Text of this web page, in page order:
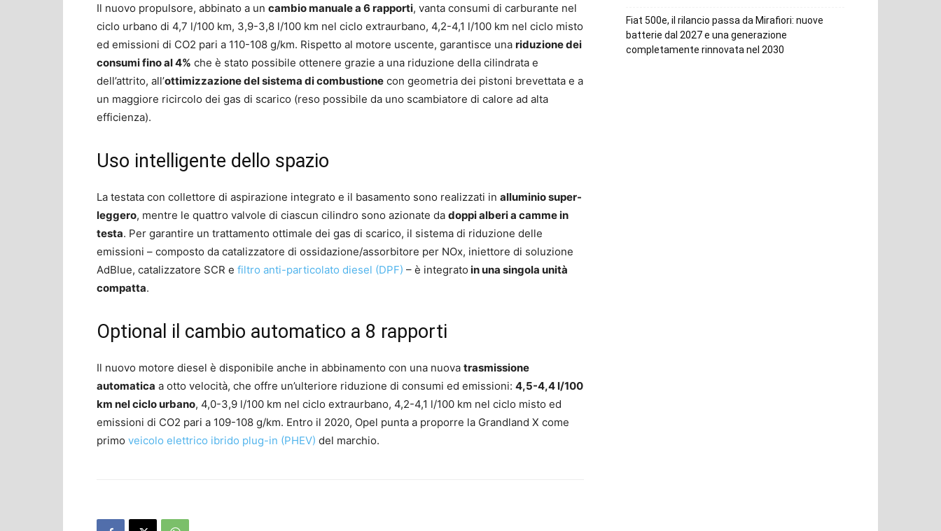
Il nuovo propulsore, abbinato a un cambio manuale a 6 rapporti, vanta consumi di carburante nel
ciclo urbano di 4,7 l/100 km, 3,9-3,8 l/100 km nel ciclo extraurbano, 4,2-4,1 l/100 km nel ciclo misto
ed emissioni di CO2 pari a 110-108 g/km. Rispetto al motore uscente, garantisce una riduzione dei
consumi fino al 4% che è stato possibile ottenere grazie a una riduzione della cilindrata e
dell’attrito, all’ottimizzazione del sistema di combustione con geometria dei pistoni brevettata e a
un maggiore ricircolo dei gas di scarico (reso possibile da uno scambiatore di calore ad alta
efficienza).
Uso intelligente dello spazio
La testata con collettore di aspirazione integrato e il basamento sono realizzati in alluminio super-
leggero, mentre le quattro valvole di ciascun cilindro sono azionate da doppi alberi a camme in
testa. Per garantire un trattamento ottimale dei gas di scarico, il sistema di riduzione delle
emissioni – composto da catalizzatore di ossidazione/assorbitore per NOx, iniettore di soluzione
AdBlue, catalizzatore SCR e filtro anti-particolato diesel (DPF) – è integrato in una singola unità
compatta.
Optional il cambio automatico a 8 rapporti
Il nuovo motore diesel è disponibile anche in abbinamento con una nuova trasmissione
automatica a otto velocità, che offre un’ulteriore riduzione di consumi ed emissioni: 4,5-4,4 l/100
km nel ciclo urbano, 4,0-3,9 l/100 km nel ciclo extraurbano, 4,2-4,1 l/100 km nel ciclo misto ed
emissioni di CO2 pari a 109-108 g/km. Entro il 2020, Opel punta a proporre la Grandland X come
primo veicolo elettrico ibrido plug-in (PHEV) del marchio.
Fiat 500e, il rilancio passa da Mirafiori: nuove
batterie dal 2027 e una generazione
completamente rinnovata nel 2030